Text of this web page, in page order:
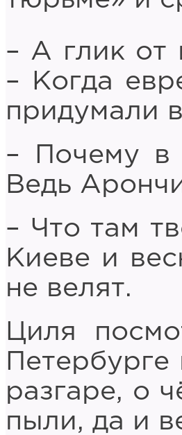
– А глик от
– Когда
придумали
– Почему в
Ведь
– Что там
Киеве и
не велят.
Циля
разгаре, о
пыли, да и